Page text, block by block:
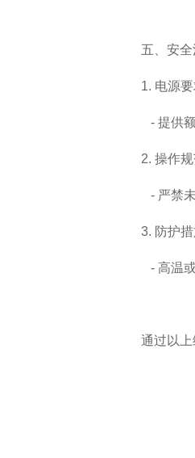
五、安
1. 电源
- 提供
2. 操作
- 严禁
3. 防护
- 高温
通过以